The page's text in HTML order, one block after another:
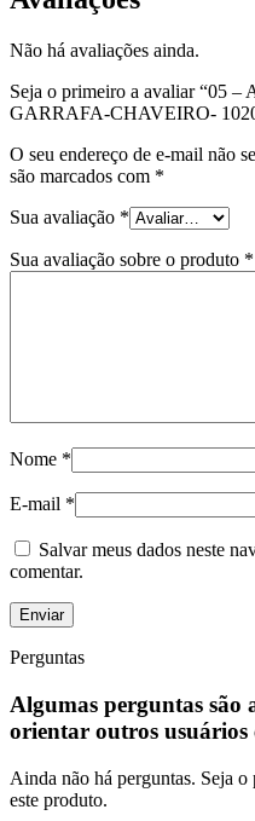
Não há avaliações ainda.
Seja o primeiro a avaliar “05
GARRAFA-CHAVEIRO-
O seu endereço de e-mail não
são marcados com *
Sua avaliação *
Sua avaliação sobre o produto *
Nome *
E-mail *
Salvar meus dados neste
comentar.
Perguntas
Algumas perguntas são
orientar outros usuários
Ainda não há perguntas. Seja
este produto.